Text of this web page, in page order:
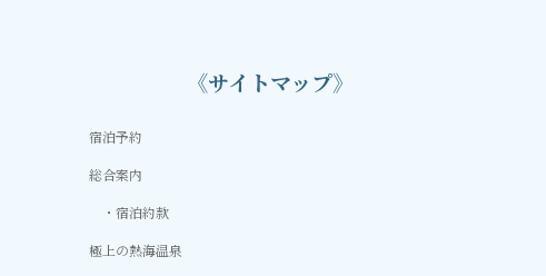
《サイトマップ》
宿泊予約
総合案内
宿泊約款
極上の熱海温泉